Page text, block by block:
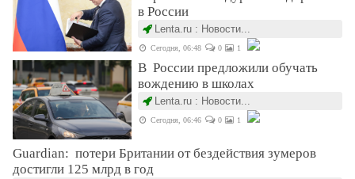
в России
Lenta.ru : Новости...
Сегодня, 06:48 0 1
В России предложили обучать
вождению в школах
Lenta.ru : Новости...
Сегодня, 06:46 0 1
Guardian: потери Британии от бездействия зумеров
достигли 125 млрд в год